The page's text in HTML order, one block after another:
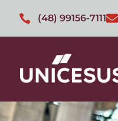
(48) 99156-7111